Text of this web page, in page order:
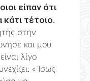
κάτι τέτοιο.
στην
και μου
λίγο
« Ίσως